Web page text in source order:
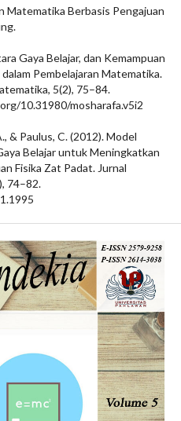
Matematika Berbasis Pengajuan
Gaya Belajar, dan Kemampuan
Pembelajaran Matematika.
5(2), 75–84.
10.31980/mosharafa.v5i2
& Paulus, C. (2012). Model
Belajar untuk Meningkatkan
Fisika Zat Padat. Jurnal
74–82.